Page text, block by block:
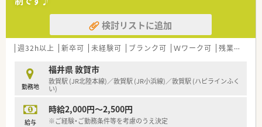
患者様第一の姿勢を貫いている法人となります。
【職場環境と雰囲気】
■幅広い年代のスタッフが在籍しており、互いに協力し合いなが
ら和やかな雰囲気の中で日々の業務を行っています。
担を軽減できるサポート体制が構築されています。
■充実した設備環境の中で業務を進めることができ、患者様への
より良いサービス提供に集中できる職場環境です。
検討リストに追加
週32h以上 新卒可 未経験可 ブランク可 Ｗワーク可 残業なし(ほぼなし含む)
勤務地
福井県 敦賀市
敦賀駅 (JR北陸本線)／敦賀駅 (JR小浜線)／敦賀駅 (ハピラインふく
い)
給与
時給2,000円～2,500円
※ご経験・ご勤務条件等を考慮のうえ決定